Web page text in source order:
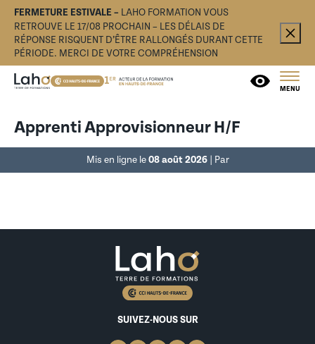
FERMETURE ESTIVALE – LAHO FORMATION VOUS
RETROUVE LE 17/08 PROCHAIN – LES DÉLAIS DE
RÉPONSE RISQUENT D’ÊTRE RALLONGÉS DURANT CETTE
PÉRIODE. MERCI DE VOTRE COMPRÉHENSION
MENU
Apprenti Approvisionneur H/F
Mis en ligne le 08 août 2026| Par
SUIVEZ-NOUS SUR